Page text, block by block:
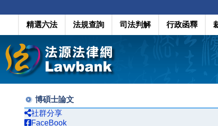
精選六法 法規查詢 司法判解 行政函釋
博碩士論文
社群分享
FaceBook